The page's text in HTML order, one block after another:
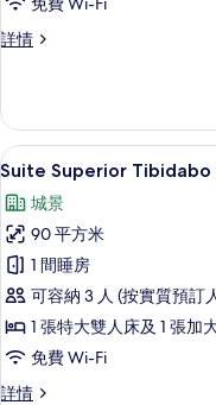
房,
露
的
相
片
詳情
高
露
台
詳
載
入
所
有
Suite
Superior
Tibidabo
with
terrace
13
Suite Superior
城景
90 平方米
1 間睡房
可容納 3 人 (按實質預訂
1 張特大雙人床及 1 張加
免費 Wi-Fi
詳情
Suite